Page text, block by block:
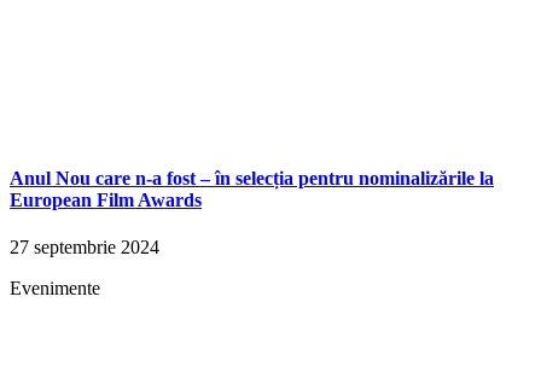
Anul Nou care n-a fost – în selecția pentru nominalizările la
European Film Awards
27 septembrie 2024
Evenimente